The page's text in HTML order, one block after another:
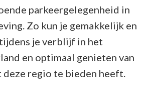
parkeergelegenheid in
Zo kun je gemakkelijk en
je verblijf in het
en optimaal genieten van
deze regio te bieden heeft.